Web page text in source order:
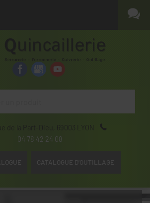
de la Part-Dieu, 69003
LYON
04 78 42 24 08
CATALOGUE D'OUTILLAGE